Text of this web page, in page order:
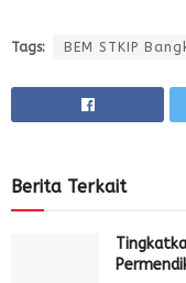
Tags: BEM STKIP
Berita Terkait